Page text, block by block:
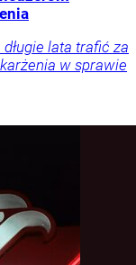
lata trafić za
w sprawie